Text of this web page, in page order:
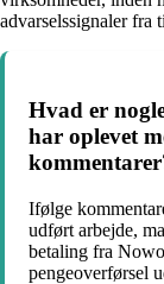
advarselssignaler fra
Hvad er
har oplevet
Ifølge
udført arbejde,
betaling fra
pengeoverførsel